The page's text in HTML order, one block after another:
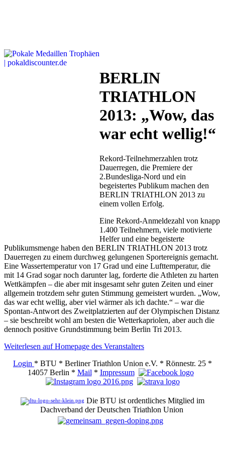
BERLIN
TRIATHLON
2013: „Wow, das
war echt wellig!“
Rekord-Teilnehmerzahlen trotz
Dauerregen, die Premiere der
2.Bundesliga-Nord und ein
begeistertes Publikum machen den
BERLIN TRIATHLON 2013 zu
einem vollen Erfolg.
Eine Rekord-Anmeldezahl von knapp
1.400 Teilnehmern, viele motivierte
Helfer und eine begeisterte
Publikumsmenge haben den BERLIN TRIATHLON 2013 trotz
Dauerregen zu einem durchweg gelungenen Sportereignis gemacht.
Eine Wassertemperatur von 17 Grad und eine Lufttemperatur, die
mit 14 Grad sogar noch darunter lag, forderte die Athleten zu harten
Wettkämpfen – die aber mit insgesamt sehr guten Zeiten und einer
allgemein trotzdem sehr guten Stimmung gemeistert wurden. „Wow,
das war echt wellig, aber viel wärmer als ich dachte.“ – war die
Spontan-Antwort des Zweitplatzierten auf der Olympischen Distanz
– sie beschreibt wohl am besten die Wetterkapriolen, aber auch die
dennoch positive Grundstimmung beim Berlin Tri 2013.
Weiterlesen auf Homepage des Veranstalters
Login * BTU * Berliner Triathlon Union e.V. * Rönnestr. 25 *
14057 Berlin * Mail * Impressum
Die BTU ist ordentliches Mitglied im
Dachverband der Deutschen Triathlon Union